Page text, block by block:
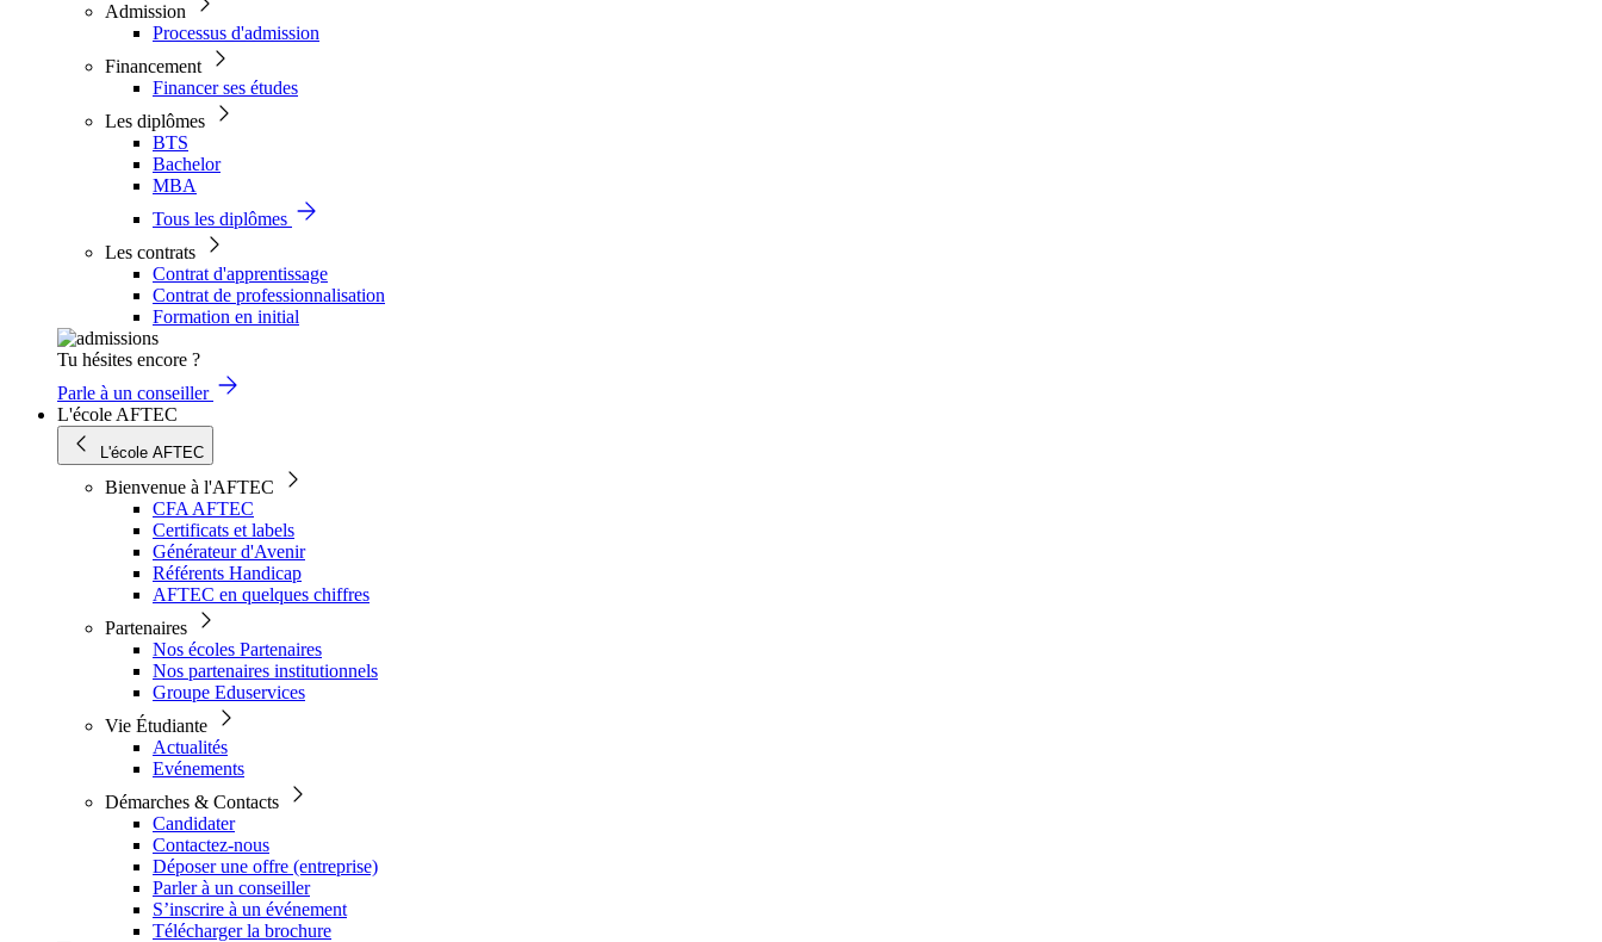
Admission
Processus d'admission
Financement
Financer ses études
Les diplômes
BTS
Bachelor
MBA
Tous les diplômes
Les contrats
Contrat d'apprentissage
Contrat de professionnalisation
Formation en initial
Tu hésites encore ?
Parle à un conseiller
L'école AFTEC
L'école AFTEC
Bienvenue à l'AFTEC
CFA AFTEC
Certificats et labels
Générateur d'Avenir
Référents Handicap
AFTEC en quelques chiffres
Partenaires
Nos écoles Partenaires
Nos partenaires institutionnels
Groupe Eduservices
Vie Étudiante
Actualités
Evénements
Démarches & Contacts
Candidater
Contactez-nous
Déposer une offre (entreprise)
Parler à un conseiller
S’inscrire à un événement
Télécharger la brochure